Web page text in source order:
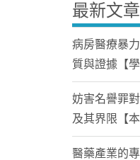
Home
最新文章
病房醫療暴
質與證據【
妨害名譽罪
及其界限【本
醫藥產業的